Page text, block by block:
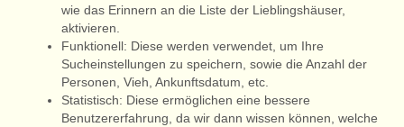
Admiral Strand Feriehuse ApS | CVR 27 23 39 10 |
wie das Erinnern an die Liste der Lieblingshäuser,
aktivieren.
Funktionell: Diese werden verwendet, um Ihre
Sucheinstellungen zu speichern, sowie die Anzahl der
Personen, Vieh, Ankunftsdatum, etc.
Statistisch: Diese ermöglichen eine bessere
Benutzererfahrung, da wir dann wissen können, welche